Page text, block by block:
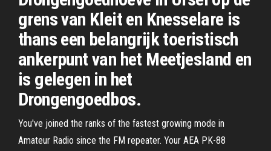
grens van Kleit en Knesselare is
thans een belangrijk toeristisch
ankerpunt van het Meetjesland en
is gelegen in het
Drongengoedbos.
You've joined the ranks of the fastest growing mode in
Amateur Radio since the FM repeater. Your AEA PK-88